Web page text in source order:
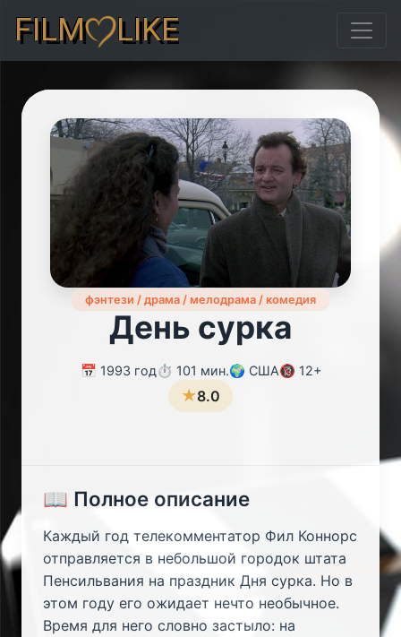
FILM LIKE
фэнтези / драма / мелодрама / комедия
День сурка
📅 1993 год⏱️ 101 мин.🌍 США🔞 12+
★8.0
📖 Полное описание
Каждый год телекомментатор Фил Коннорс
отправляется в небольшой городок штата
Пенсильвания на праздник Дня сурка. Но в
этом году его ожидает нечто необычное.
Время для него словно застыло: на